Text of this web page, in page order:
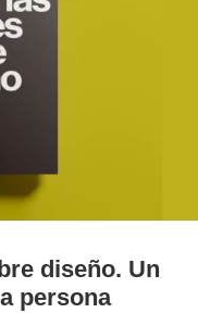
diseño. Un
persona